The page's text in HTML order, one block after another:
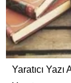
Yaratıcı